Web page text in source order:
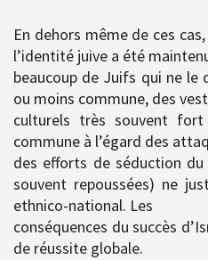
En dehors même de ces
l’identité juive a été
beaucoup de Juifs qui ne le
ou moins commune, des
culturels très souvent
commune à l’égard des
des efforts de séduction
souvent repoussées) ne
ethnico-national. Les
conséquences du succès
de réussite globale.